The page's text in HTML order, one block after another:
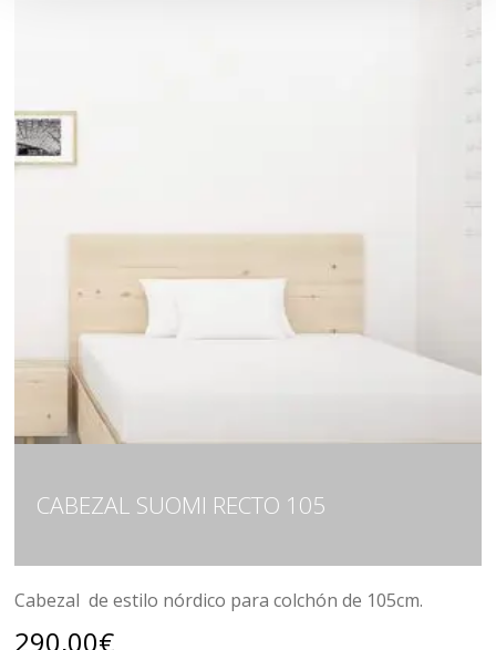
CABEZAL SUOMI RECTO 105
Cabezal de estilo nórdico para colchón de 105cm.
290,00€